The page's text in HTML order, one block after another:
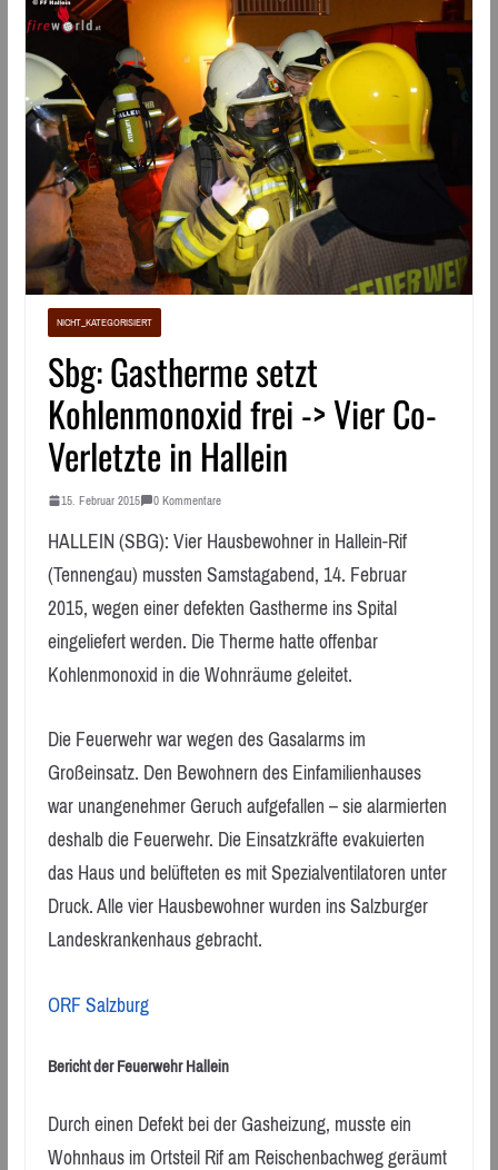
NICHT_KATEGORISIERT
Sbg: Gastherme setzt
Kohlenmonoxid frei -> Vier Co-
Verletzte in Hallein
15. Februar 2015 0 Kommentare
HALLEIN (SBG): Vier Hausbewohner in Hallein-Rif
(Tennengau) mussten Samstagabend, 14. Februar
2015, wegen einer defekten Gastherme ins Spital
eingeliefert werden. Die Therme hatte offenbar
Kohlenmonoxid in die Wohnräume geleitet.
Die Feuerwehr war wegen des Gasalarms im
Großeinsatz. Den Bewohnern des Einfamilienhauses
war unangenehmer Geruch aufgefallen – sie alarmierten
deshalb die Feuerwehr. Die Einsatzkräfte evakuierten
das Haus und belüfteten es mit Spezialventilatoren unter
Druck. Alle vier Hausbewohner wurden ins Salzburger
Landeskrankenhaus gebracht.
ORF Salzburg
Bericht der Feuerwehr Hallein
Durch einen Defekt bei der Gasheizung, musste ein
Wohnhaus im Ortsteil Rif am Reischenbachweg geräumt